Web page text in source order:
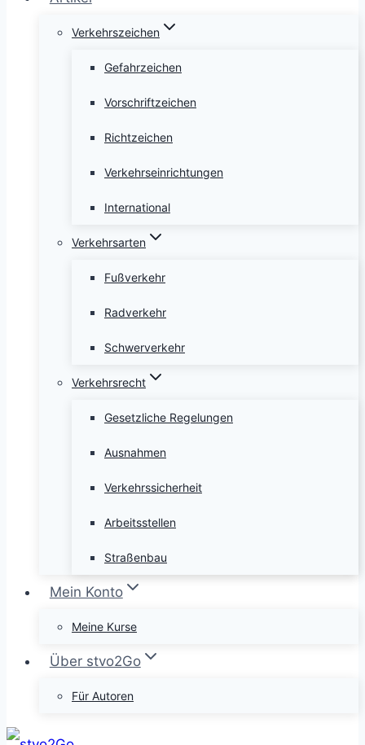
Verkehrszeichen
Gefahrzeichen
Vorschriftzeichen
Richtzeichen
Verkehrseinrichtungen
International
Verkehrsarten
Fußverkehr
Radverkehr
Schwerverkehr
Verkehrsrecht
Gesetzliche Regelungen
Ausnahmen
Verkehrssicherheit
Arbeitsstellen
Straßenbau
Mein Konto
Meine Kurse
Über stvo2Go
Für Autoren